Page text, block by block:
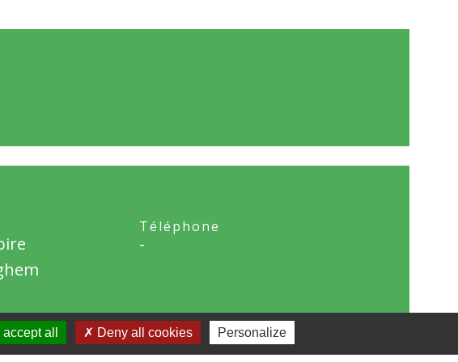
Téléphone
-
Signaler une erreur sur ce lieu
all Deny all cookies Personalize